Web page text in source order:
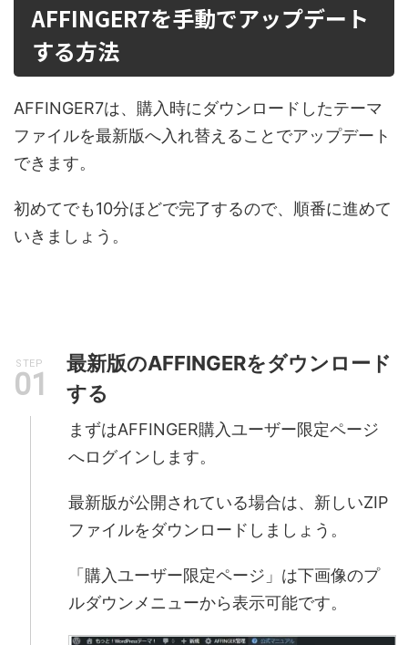
AFFINGER7を手動でアップデート
する方法
AFFINGER7は、購入時にダウンロードしたテーマ
ファイルを最新版へ入れ替えることでアップデート
できます。
初めてでも10分ほどで完了するので、順番に進めて
いきましょう。
STEP
最新版のAFFINGERをダウンロード
する
まずはAFFINGER購入ユーザー限定ページ
へログインします。
最新版が公開されている場合は、新しいZIP
ファイルをダウンロードしましょう。
「購入ユーザー限定ページ」は下画像のプ
ルダウンメニューから表示可能です。